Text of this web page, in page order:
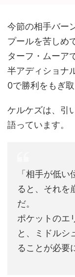
今節の相手バー
プールを苦しめ
ターフ・ムーア
半アディショナ
0で勝利をもぎ
ケルケズは、引
語っています。
「相手が低
ると、それを
だ。
ポケットのエ
と、ミドルシ
ることが必要